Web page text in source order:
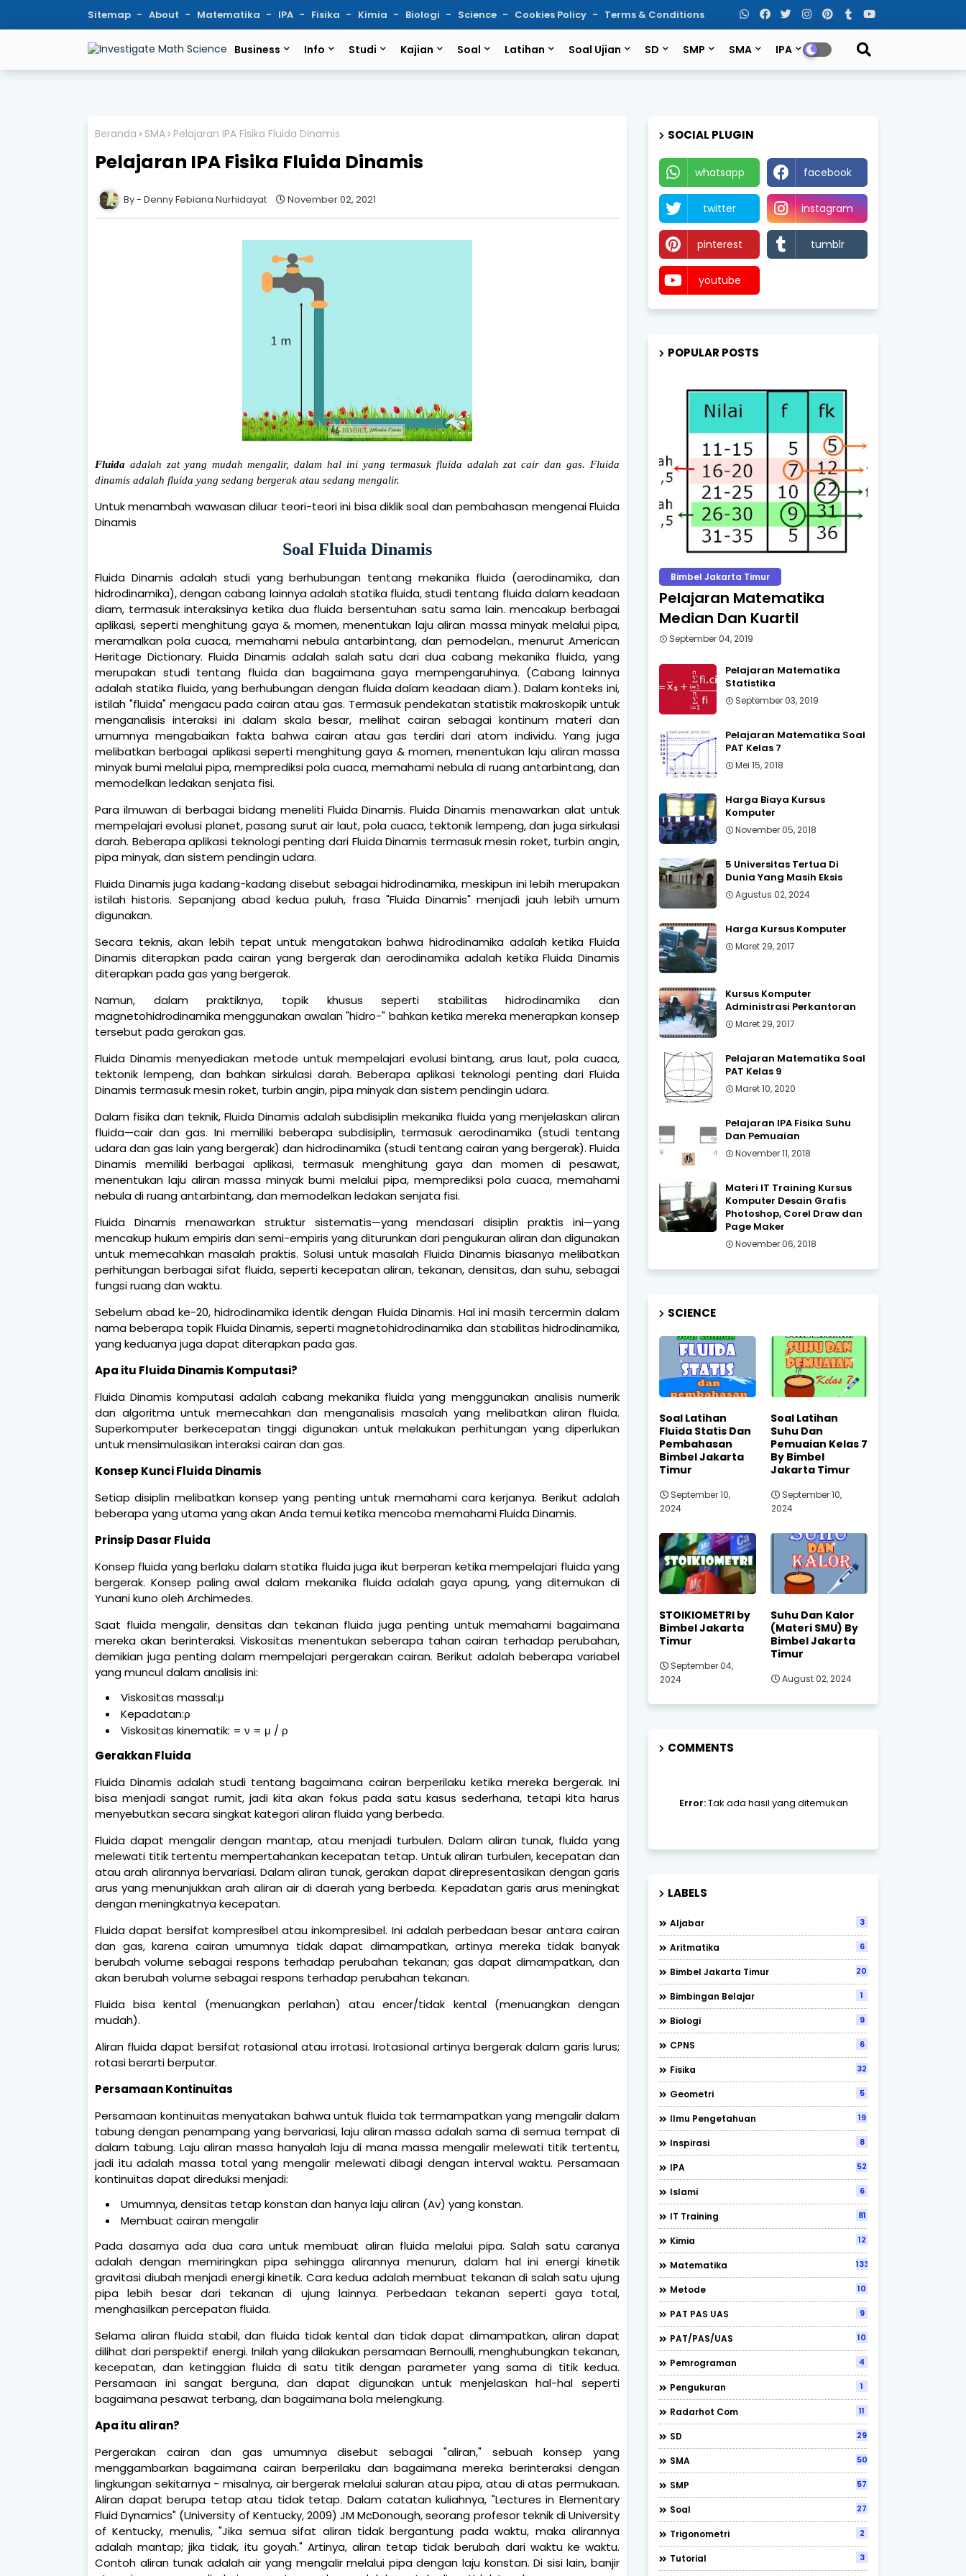
Sitemap About Matematika IPA Fisika Kimia Biologi Science Cookies Policy Terms & Conditions
Business Info Studi Kajian Soal Latihan Soal Ujian SD SMP SMA IPA
Beranda SMA Pelajaran IPA Fisika Fluida Dinamis
Pelajaran IPA Fisika Fluida Dinamis
Denny Febiana Nurhidayat November 02, 2021
Fluida adalah zat yang mudah mengalir, dalam hal ini yang termasuk fluida adalah zat cair dan gas. Fluida
dinamis adalah fluida yang sedang bergerak atau sedang mengalir.
Untuk menambah wawasan diluar teori-teori ini bisa diklik soal dan pembahasan mengenai Fluida
Dinamis
Soal Fluida Dinamis
Fluida Dinamis adalah studi yang berhubungan tentang mekanika fluida (aerodinamika, dan
hidrodinamika), dengan cabang lainnya adalah statika fluida, studi tentang fluida dalam keadaan
diam, termasuk interaksinya ketika dua fluida bersentuhan satu sama lain. mencakup berbagai
aplikasi, seperti menghitung gaya & momen, menentukan laju aliran massa minyak melalui pipa,
meramalkan pola cuaca, memahami nebula antarbintang, dan pemodelan., menurut American
Heritage Dictionary. Fluida Dinamis adalah salah satu dari dua cabang mekanika fluida, yang
merupakan studi tentang fluida dan bagaimana gaya mempengaruhinya. (Cabang lainnya
adalah statika fluida, yang berhubungan dengan fluida dalam keadaan diam.). Dalam konteks ini,
istilah "fluida" mengacu pada cairan atau gas. Termasuk pendekatan statistik makroskopik untuk
menganalisis interaksi ini dalam skala besar, melihat cairan sebagai kontinum materi dan
umumnya mengabaikan fakta bahwa cairan atau gas terdiri dari atom individu. Yang juga
melibatkan berbagai aplikasi seperti menghitung gaya & momen, menentukan laju aliran massa
minyak bumi melalui pipa, memprediksi pola cuaca, memahami nebula di ruang antarbintang, dan
memodelkan ledakan senjata fisi.
Para ilmuwan di berbagai bidang meneliti Fluida Dinamis. Fluida Dinamis menawarkan alat untuk
mempelajari evolusi planet, pasang surut air laut, pola cuaca, tektonik lempeng, dan juga sirkulasi
darah. Beberapa aplikasi teknologi penting dari Fluida Dinamis termasuk mesin roket, turbin angin,
pipa minyak, dan sistem pendingin udara.
Fluida Dinamis juga kadang-kadang disebut sebagai hidrodinamika, meskipun ini lebih merupakan
istilah historis. Sepanjang abad kedua puluh, frasa "Fluida Dinamis" menjadi jauh lebih umum
digunakan.
Secara teknis, akan lebih tepat untuk mengatakan bahwa hidrodinamika adalah ketika Fluida
Dinamis diterapkan pada cairan yang bergerak dan aerodinamika adalah ketika Fluida Dinamis
diterapkan pada gas yang bergerak.
Namun, dalam praktiknya, topik khusus seperti stabilitas hidrodinamika dan
magnetohidrodinamika menggunakan awalan "hidro-" bahkan ketika mereka menerapkan konsep
tersebut pada gerakan gas.
Fluida Dinamis menyediakan metode untuk mempelajari evolusi bintang, arus laut, pola cuaca,
tektonik lempeng, dan bahkan sirkulasi darah. Beberapa aplikasi teknologi penting dari Fluida
Dinamis termasuk mesin roket, turbin angin, pipa minyak dan sistem pendingin udara.
Dalam fisika dan teknik, Fluida Dinamis adalah subdisiplin mekanika fluida yang menjelaskan aliran
fluida—cair dan gas. Ini memiliki beberapa subdisiplin, termasuk aerodinamika (studi tentang
udara dan gas lain yang bergerak) dan hidrodinamika (studi tentang cairan yang bergerak). Fluida
Dinamis memiliki berbagai aplikasi, termasuk menghitung gaya dan momen di pesawat,
menentukan laju aliran massa minyak bumi melalui pipa, memprediksi pola cuaca, memahami
nebula di ruang antarbintang, dan memodelkan ledakan senjata fisi.
Fluida Dinamis menawarkan struktur sistematis—yang mendasari disiplin praktis ini—yang
mencakup hukum empiris dan semi-empiris yang diturunkan dari pengukuran aliran dan digunakan
untuk memecahkan masalah praktis. Solusi untuk masalah Fluida Dinamis biasanya melibatkan
perhitungan berbagai sifat fluida, seperti kecepatan aliran, tekanan, densitas, dan suhu, sebagai
fungsi ruang dan waktu.
Sebelum abad ke-20, hidrodinamika identik dengan Fluida Dinamis. Hal ini masih tercermin dalam
nama beberapa topik Fluida Dinamis, seperti magnetohidrodinamika dan stabilitas hidrodinamika,
yang keduanya juga dapat diterapkan pada gas.
Apa itu Fluida Dinamis Komputasi?
Fluida Dinamis komputasi adalah cabang mekanika fluida yang menggunakan analisis numerik
dan algoritma untuk memecahkan dan menganalisis masalah yang melibatkan aliran fluida.
Superkomputer berkecepatan tinggi digunakan untuk melakukan perhitungan yang diperlukan
untuk mensimulasikan interaksi cairan dan gas.
Konsep Kunci Fluida Dinamis
Setiap disiplin melibatkan konsep yang penting untuk memahami cara kerjanya. Berikut adalah
beberapa yang utama yang akan Anda temui ketika mencoba memahami Fluida Dinamis.
Prinsip Dasar Fluida
Konsep fluida yang berlaku dalam statika fluida juga ikut berperan ketika mempelajari fluida yang
bergerak. Konsep paling awal dalam mekanika fluida adalah gaya apung, yang ditemukan di
Yunani kuno oleh Archimedes.
Saat fluida mengalir, densitas dan tekanan fluida juga penting untuk memahami bagaimana
mereka akan berinteraksi. Viskositas menentukan seberapa tahan cairan terhadap perubahan,
demikian juga penting dalam mempelajari pergerakan cairan. Berikut adalah beberapa variabel
yang muncul dalam analisis ini:
Viskositas massal:μ
Kepadatan:ρ
Viskositas kinematik: = ν = μ / ρ
Gerakkan Fluida
Fluida Dinamis adalah studi tentang bagaimana cairan berperilaku ketika mereka bergerak. Ini
bisa menjadi sangat rumit, jadi kita akan fokus pada satu kasus sederhana, tetapi kita harus
menyebutkan secara singkat kategori aliran fluida yang berbeda.
Fluida dapat mengalir dengan mantap, atau menjadi turbulen. Dalam aliran tunak, fluida yang
melewati titik tertentu mempertahankan kecepatan tetap. Untuk aliran turbulen, kecepatan dan
atau arah alirannya bervariasi. Dalam aliran tunak, gerakan dapat direpresentasikan dengan garis
arus yang menunjukkan arah aliran air di daerah yang berbeda. Kepadatan garis arus meningkat
dengan meningkatnya kecepatan.
Fluida dapat bersifat kompresibel atau inkompresibel. Ini adalah perbedaan besar antara cairan
dan gas, karena cairan umumnya tidak dapat dimampatkan, artinya mereka tidak banyak
berubah volume sebagai respons terhadap perubahan tekanan; gas dapat dimampatkan, dan
akan berubah volume sebagai respons terhadap perubahan tekanan.
Fluida bisa kental (menuangkan perlahan) atau encer/tidak kental (menuangkan dengan
mudah).
Aliran fluida dapat bersifat rotasional atau irrotasi. Irotasional artinya bergerak dalam garis lurus;
rotasi berarti berputar.
Persamaan Kontinuitas
Persamaan kontinuitas menyatakan bahwa untuk fluida tak termampatkan yang mengalir dalam
tabung dengan penampang yang bervariasi, laju aliran massa adalah sama di semua tempat di
dalam tabung. Laju aliran massa hanyalah laju di mana massa mengalir melewati titik tertentu,
jadi itu adalah massa total yang mengalir melewati dibagi dengan interval waktu. Persamaan
kontinuitas dapat direduksi menjadi:
Umumnya, densitas tetap konstan dan hanya laju aliran (Av) yang konstan.
Membuat cairan mengalir
Pada dasarnya ada dua cara untuk membuat aliran fluida melalui pipa. Salah satu caranya
adalah dengan memiringkan pipa sehingga alirannya menurun, dalam hal ini energi kinetik
gravitasi diubah menjadi energi kinetik. Cara kedua adalah membuat tekanan di salah satu ujung
pipa lebih besar dari tekanan di ujung lainnya. Perbedaan tekanan seperti gaya total,
menghasilkan percepatan fluida.
Selama aliran fluida stabil, dan fluida tidak kental dan tidak dapat dimampatkan, aliran dapat
dilihat dari perspektif energi. Inilah yang dilakukan persamaan Bernoulli, menghubungkan tekanan,
kecepatan, dan ketinggian fluida di satu titik dengan parameter yang sama di titik kedua.
Persamaan ini sangat berguna, dan dapat digunakan untuk menjelaskan hal-hal seperti
bagaimana pesawat terbang, dan bagaimana bola melengkung.
Apa itu aliran?
Pergerakan cairan dan gas umumnya disebut sebagai "aliran," sebuah konsep yang
menggambarkan bagaimana cairan berperilaku dan bagaimana mereka berinteraksi dengan
lingkungan sekitarnya - misalnya, air bergerak melalui saluran atau pipa, atau di atas permukaan.
Aliran dapat berupa tetap atau tidak tetap. Dalam catatan kuliahnya, "Lectures in Elementary
Fluid Dynamics" (University of Kentucky, 2009) JM McDonough, seorang profesor teknik di University
of Kentucky, menulis, "Jika semua sifat aliran tidak bergantung pada waktu, maka alirannya
adalah mantap; jika tidak, itu goyah." Artinya, aliran tetap tidak berubah dari waktu ke waktu.
Contoh aliran tunak adalah air yang mengalir melalui pipa dengan laju konstan. Di sisi lain, banjir
SOCIAL PLUGIN
whatsapp facebook
twitter instagram
pinterest tumblr
youtube
POPULAR POSTS
Bimbel Jakarta Timur
Pelajaran Matematika
Median Dan Kuartil
September 04, 2019
Pelajaran Matematika
Statistika
September 03, 2019
Pelajaran Matematika Soal
PAT Kelas 7
Mei 15, 2018
Harga Biaya Kursus
Komputer
November 05, 2018
5 Universitas Tertua Di
Dunia Yang Masih Eksis
Agustus 02, 2024
Harga Kursus Komputer
Maret 29, 2017
Kursus Komputer
Administrasi Perkantoran
Maret 29, 2017
Pelajaran Matematika Soal
PAT Kelas 9
Maret 10, 2020
Pelajaran IPA Fisika Suhu
Dan Pemuaian
November 11, 2018
Materi IT Training Kursus
Komputer Desain Grafis
Photoshop, Corel Draw dan
Page Maker
November 06, 2018
SCIENCE
Soal Latihan
Fluida Statis Dan
Pembahasan
Bimbel Jakarta
Timur
September 10,
2024
Soal Latihan
Suhu Dan
Pemuaian Kelas 7
By Bimbel
Jakarta Timur
September 10,
2024
STOIKIOMETRI by
Bimbel Jakarta
Timur
September 04,
2024
Suhu Dan Kalor
(Materi SMU) By
Bimbel Jakarta
Timur
August 02, 2024
COMMENTS
Error:Tak ada hasil yang ditemukan
LABELS
Aljabar 3
Aritmatika 6
Bimbel Jakarta Timur 202
Bimbingan Belajar 1
Biologi 9
CPNS 6
Fisika 32
Geometri 5
Ilmu Pengetahuan 19
Inspirasi 8
IPA 52
Islami 6
IT Training 81
Kimia 12
Matematika 133
Metode 10
PAT PAS UAS 9
PAT/PAS/UAS 10
Pemrograman 4
Pengukuran 1
Radarhot Com 11
SD 29
SMA 50
SMP 57
Soal 27
Trigonometri 2
Tutorial 3